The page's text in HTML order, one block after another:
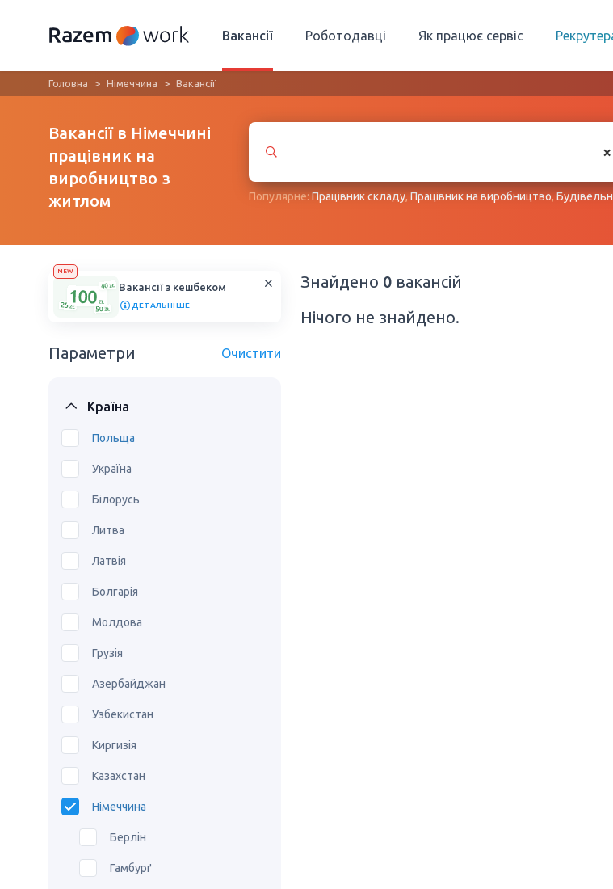
Вакансії Роботодавці Як працює сервіс
Головна Німеччина Вакансії
Вакансії в Німеччині
працівник на
виробництво з
житлом
×
Популярне:Працівник складу,Працівник на виробництво,
NEW
Вакансії з кешбеком
ДЕТАЛЬНІШЕ
Параметри Очистити
Країна
Польща
Україна
Білорусь
Литва
Латвія
Болгарія
Молдова
Грузія
Азербайджан
Узбекистан
Киргизія
Казахстан
Німеччина
Берлін
Гамбурґ
Знайдено 0 вакансій
Нічого не знайдено.